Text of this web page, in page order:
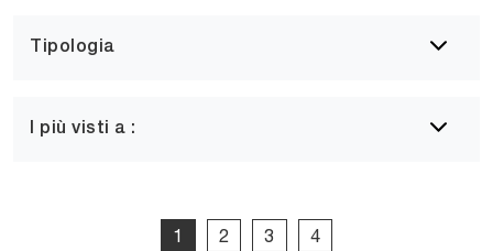
Tipologia
I più visti a :
1 2 3 4